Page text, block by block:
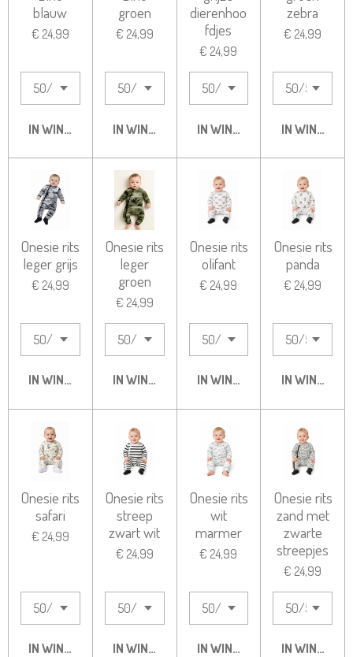
blauw
€ 24,99
IN WINKELWAGEN
groen
€ 24,99
IN WINKELWAGEN
dierenhoo
fdjes
€ 24,99
IN WINKELWAGEN
zebra
€ 24,99
IN
Onesie rits
leger grijs
€ 24,99
IN WINKELWAGEN
Onesie rits
leger
groen
€ 24,99
IN WINKELWAGEN
Onesie rits
olifant
€ 24,99
IN WINKELWAGEN
Onesie rits
panda
€ 24,99
IN
Onesie rits
safari
€ 24,99
IN WINKELWAGEN
Onesie rits
streep
zwart wit
€ 24,99
IN WINKELWAGEN
Onesie rits
wit
marmer
€ 24,99
IN WINKELWAGEN
Onesie rits
zand met
zwarte
streepjes
€ 24,99
IN